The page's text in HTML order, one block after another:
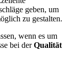
geben, um
zu gestalten.
wenn es um
bei derQualität